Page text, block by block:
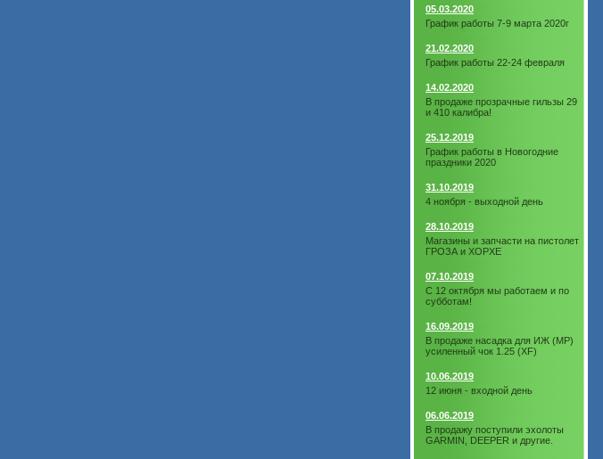
05.03.2020
График работы 7-9 марта 2020г
21.02.2020
График работы 22-24 февраля
14.02.2020
В продаже прозрачные гильзы 29
и 410 калибра!
25.12.2019
График работы в Новогодние
праздники 2020
31.10.2019
4 ноября - выходной день
28.10.2019
Магазины и запчасти на пистолет
ГРОЗА и ХОРХЕ
07.10.2019
С 12 октября мы работаем и по
субботам!
16.09.2019
В продаже насадка для ИЖ (МР)
усиленный чок 1.25 (XF)
10.06.2019
12 июня - входной день
06.06.2019
В продажу поступили эхолоты
GARMIN, DEEPER и другие.